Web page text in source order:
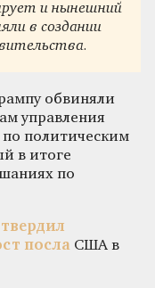
и нынешний
в создании
обвиняли
управления
по политическим
в итоге
по
посла США в